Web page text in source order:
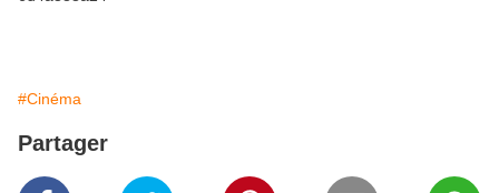
#Cinéma
Partager